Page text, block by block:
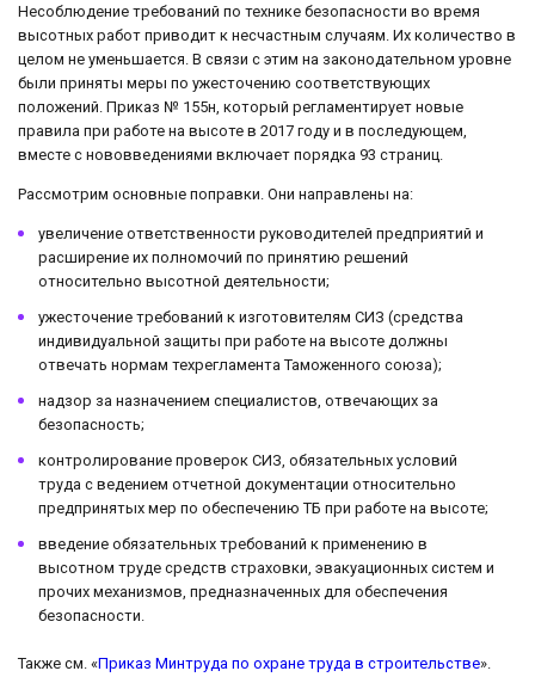
Несоблюдение требований по технике безопасности во время
высотных работ приводит к несчастным случаям. Их количество в
целом не уменьшается. В связи с этим на законодательном уровне
были приняты меры по ужесточению соответствующих
положений. Приказ № 155н, который регламентирует новые
правила при работе на высоте в 2017 году и в последующем,
вместе с нововведениями включает порядка 93 страниц.
Рассмотрим основные поправки. Они направлены на:
увеличение ответственности руководителей предприятий и
расширение их полномочий по принятию решений
относительно высотной деятельности;
ужесточение требований к изготовителям СИЗ (средства
индивидуальной защиты при работе на высоте должны
отвечать нормам техрегламента Таможенного союза);
надзор за назначением специалистов, отвечающих за
безопасность;
контролирование проверок СИЗ, обязательных условий
труда с ведением отчетной документации относительно
предпринятых мер по обеспечению ТБ при работе на высоте;
введение обязательных требований к применению в
высотном труде средств страховки, эвакуационных систем и
прочих механизмов, предназначенных для обеспечения
безопасности.
Также см. «Приказ Минтруда по охране труда в строительстве».